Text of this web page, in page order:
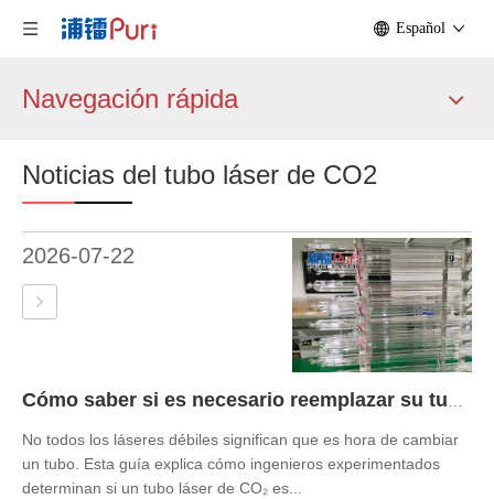
Español
Navegación rápida
Noticias del tubo láser de CO2
2026-07-22
Cómo saber si es necesario reemplazar su tubo láser de CO₂ | 7 señales reales que todo propietario de una máquina láser debe conocer
No todos los láseres débiles significan que es hora de cambiar
un tubo. Esta guía explica cómo ingenieros experimentados
determinan si un tubo láser de CO₂ es...